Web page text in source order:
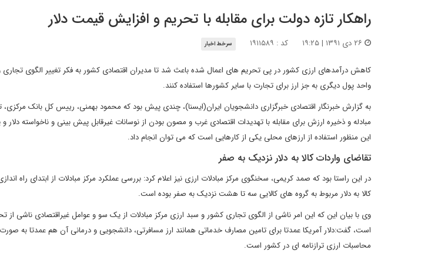
راهکار تازه دولت برای مقابله با تحریم و افزایش قیمت دلار
کد : ۱۹۱۱۵۸۹ سرخط اخبار
کاهش درآمدهای ارزی کشور در پی تحریم های اعمال شده باعث شد تا مدیران اقتصادی کشور به فکر تغییر الگوی تجاری
واحد پول دیگری به جز ارز برای تجارت با سایر کشورها استفاده کنند.
به گزارش خبرنگار اقتصادی خبرگزاری دانشجویان ایران(ایسنا)، چندی پیش بود که محمود بهمنی، رییس کل بانک
مبادله و ذخیره ارزش برای مقابله با تهدیدات اقتصادی غرب و مصون بودن از نوسانات غیرقابل پیش بینی و ناخواسته
این منظور استفاده از ارزهای محلی یکی از کارهایی است که می توان انجام داد.
تقاضای واردات کالا به دلار نزدیک به صفر
در این راستا بود که صمد کریمی، سخنگوی مرکز مبادلات ارزی نیز اعلام کرد: بررسی عملکرد مرکز مبادلات از ابتدای راه
کالا به دلار مربوط به گروه های کالایی سه تا هشت نزدیک به صفر بوده است.
وی با بیان این که این امر ناشی از الگوی تجاری کشور و سبد ارزی مرکز مبادلات از یک سو و عوامل غیراقتصادی ناشی از
است، گفت:دلار آمریکا عمدتا برای تامین مصارف خدماتی همانند ارز مسافرتی، دانشجویی و درمانی آن هم عمدتا به
محاسبات ارزی ترازنامه ای در کشور است.